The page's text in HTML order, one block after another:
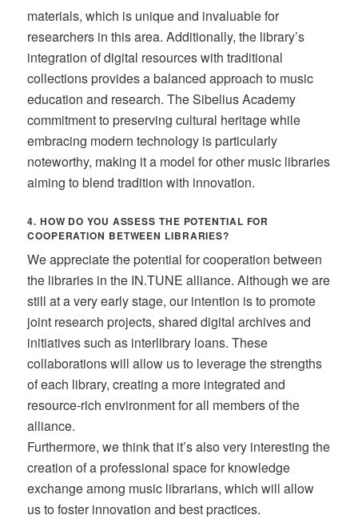
materials, which is unique and invaluable for
researchers in this area. Additionally, the library’s
integration of digital resources with traditional
collections provides a balanced approach to music
education and research. The Sibelius Academy
commitment to preserving cultural heritage while
embracing modern technology is particularly
noteworthy, making it a model for other music libraries
aiming to blend tradition with innovation.
4. HOW DO YOU ASSESS THE POTENTIAL FOR
COOPERATION BETWEEN LIBRARIES?
We appreciate the potential for cooperation between
the libraries in the IN.TUNE alliance. Although we are
still at a very early stage, our intention is to promote
joint research projects, shared digital archives and
initiatives such as interlibrary loans. These
collaborations will allow us to leverage the strengths
of each library, creating a more integrated and
resource-rich environment for all members of the
alliance.
Furthermore, we think that it’s also very interesting the
creation of a professional space for knowledge
exchange among music librarians, which will allow
us to foster innovation and best practices.